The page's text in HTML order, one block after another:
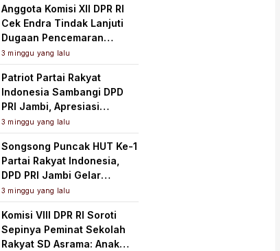
Anggota Komisi XII DPR RI
Cek Endra Tindak Lanjuti
Dugaan Pencemaran
Lingkungan PT Samudera
Mahkota Mas
3 minggu yang lalu
Patriot Partai Rakyat
Indonesia Sambangi DPD
PRI Jambi, Apresiasi
Kesiapan dan Dukung Asta
Cita Presiden
3 minggu yang lalu
Songsong Puncak HUT Ke-1
Partai Rakyat Indonesia,
DPD PRI Jambi Gelar
Perkenalan Pengurus dan
Pererat Soliditas
3 minggu yang lalu
Komisi VIII DPR RI Soroti
Sepinya Peminat Sekolah
Rakyat SD Asrama: Anak